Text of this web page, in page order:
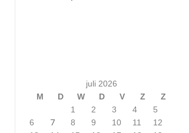
juli 2026
M
D W D V Z
Z
1
2 3 4
5
6
7 8 9 10 11
12